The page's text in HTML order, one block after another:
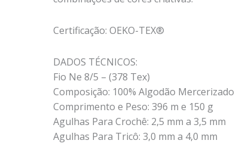
Certificação: OEKO-TEX®
DADOS TÉCNICOS:
Fio Ne 8/5 – (378 Tex)
Composição: 100% Algodão Mercerizado
Comprimento e Peso: 396 m e 150 g
Agulhas Para Crochê: 2,5 mm a 3,5 mm
Agulhas Para Tricô: 3,0 mm a 4,0 mm